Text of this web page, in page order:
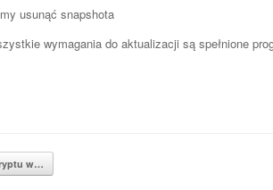
usunąć snapshota
wymagania do aktualizacji są spełnione
w…